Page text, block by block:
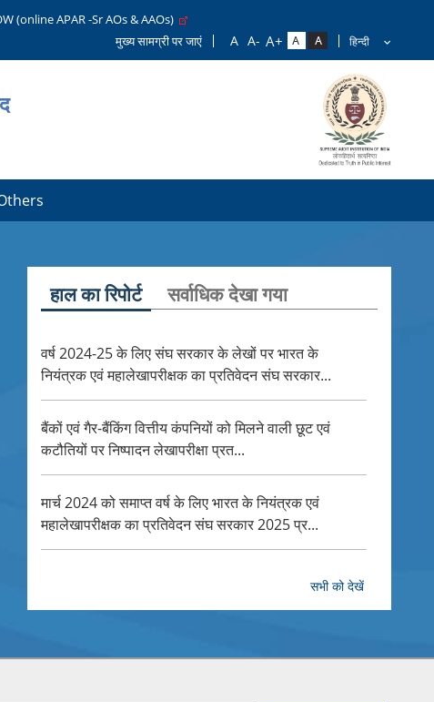
(online APAR -Sr AOs & AAOs)
मुख्य सामग्री पर जाएं
हाल का रिपोर्ट सर्वाधिक देखा गया
वर्ष 2024-25 के लिए संघ सरकार के लेखों पर भारत के
नियंत्रक एवं महालेखापरीक्षक का प्रतिवेदन संघ सरकार...
बैंकों एवं गैर-बैंकिंग वित्तीय कंपनियों को मिलने वाली छूट एवं
कटौतियों पर निष्पादन लेखापरीक्षा प्रत...
मार्च 2024 को समाप्त वर्ष के लिए भारत के नियंत्रक एवं
महालेखापरीक्षक का प्रतिवेदन संघ सरकार 2025 प्र...
सभी को देखें